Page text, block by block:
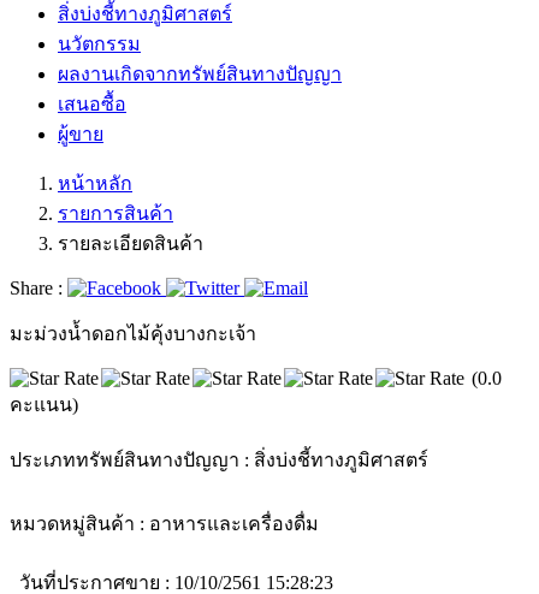
สิ่งบ่งชี้ทางภูมิศาสตร์
นวัตกรรม
ผลงานเกิดจากทรัพย์สินทางปัญญา
เสนอซื้อ
ผู้ขาย
หน้าหลัก
รายการสินค้า
รายละเอียดสินค้า
Share :
มะม่วงน้ำดอกไม้คุ้งบางกะเจ้า
(0.0
คะแนน)
ประเภททรัพย์สินทางปัญญา : สิ่งบ่งชี้ทางภูมิศาสตร์
หมวดหมู่สินค้า : อาหารและเครื่องดื่ม
วันที่ประกาศขาย : 10/10/2561 15:28:23